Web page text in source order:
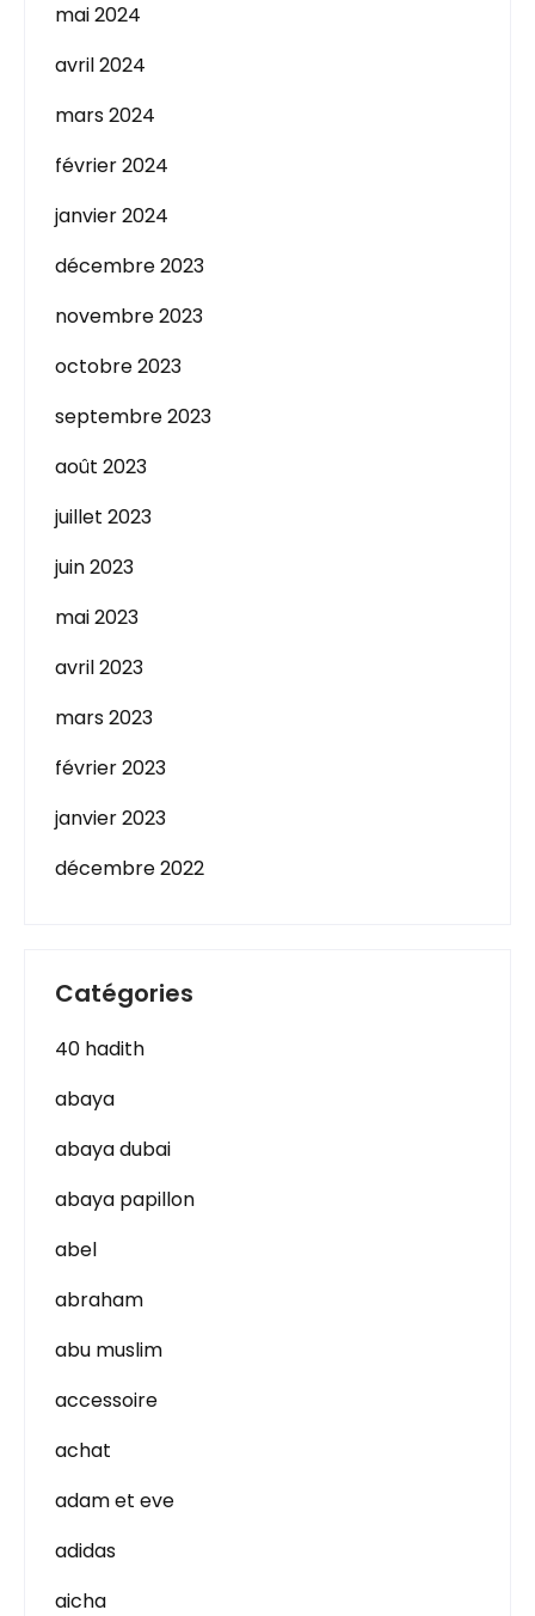
mai 2024
avril 2024
mars 2024
février 2024
janvier 2024
décembre 2023
novembre 2023
octobre 2023
septembre 2023
août 2023
juillet 2023
juin 2023
mai 2023
avril 2023
mars 2023
février 2023
janvier 2023
décembre 2022
Catégories
40 hadith
abaya
abaya dubai
abaya papillon
abel
abraham
abu muslim
accessoire
achat
adam et eve
adidas
aicha